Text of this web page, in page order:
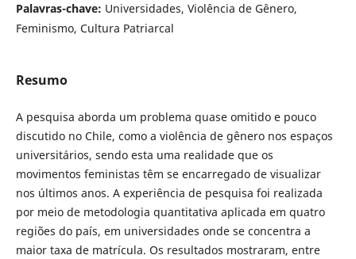
Palavras-chave: Universidades, Violência de Gênero,
Feminismo, Cultura Patriarcal
Resumo
A pesquisa aborda um problema quase omitido e pouco
discutido no Chile, como a violência de gênero nos espaços
universitários, sendo esta uma realidade que os
movimentos feministas têm se encarregado de visualizar
nos últimos anos. A experiência de pesquisa foi realizada
por meio de metodologia quantitativa aplicada em quatro
regiões do país, em universidades onde se concentra a
maior taxa de matrícula. Os resultados mostraram, entre